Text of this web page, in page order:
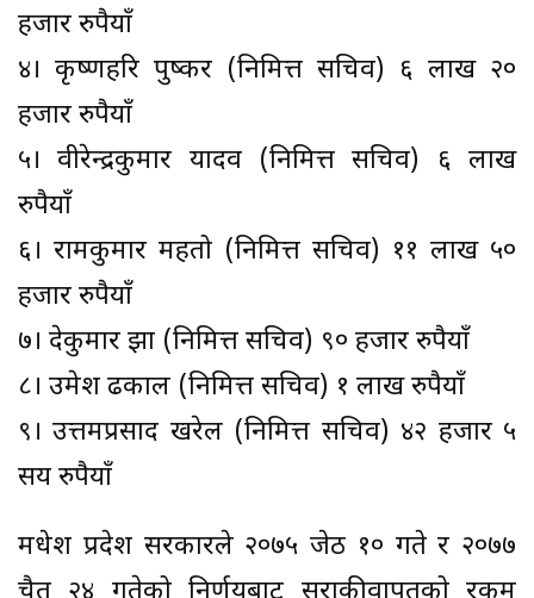
हजार रुपैयाँ
४। कृष्णहरि पुष्कर (निमित्त सचिव) ६ लाख २०
हजार रुपैयाँ
५। वीरेन्द्रकुमार यादव (निमित्त सचिव) ६ लाख
रुपैयाँ
६। रामकुमार महतो (निमित्त सचिव) ११ लाख ५०
हजार रुपैयाँ
७। देकुमार झा (निमित्त सचिव) ९० हजार रुपैयाँ
८। उमेश ढकाल (निमित्त सचिव) १ लाख रुपैयाँ
९। उत्तमप्रसाद खरेल (निमित्त सचिव) ४२ हजार ५
सय रुपैयाँ
मधेश प्रदेश सरकारले २०७५ जेठ १० गते र २०७७